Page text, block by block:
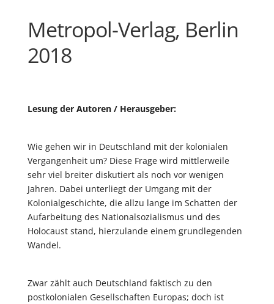
Metropol-Verlag, Berlin
2018
Lesung der Autoren / Herausgeber:
Wie gehen wir in Deutschland mit der kolonialen
Vergangenheit um? Diese Frage wird mittlerweile
sehr viel breiter diskutiert als noch vor wenigen
Jahren. Dabei unterliegt der Umgang mit der
Kolonialgeschichte, die allzu lange im Schatten der
Aufarbeitung des Nationalsozialismus und des
Holocaust stand, hierzulande einem grundlegenden
Wandel.
Zwar zählt auch Deutschland faktisch zu den
postkolonialen Gesellschaften Europas; doch ist